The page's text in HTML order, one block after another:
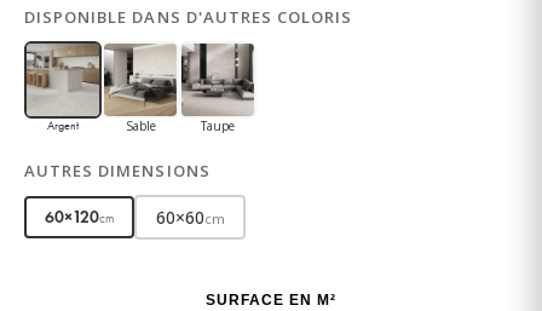
DISPONIBLE DANS D'AUTRES COLORIS
Argent Sable Taupe
AUTRES DIMENSIONS
60×120cm 60×60cm
SURFACE EN M²